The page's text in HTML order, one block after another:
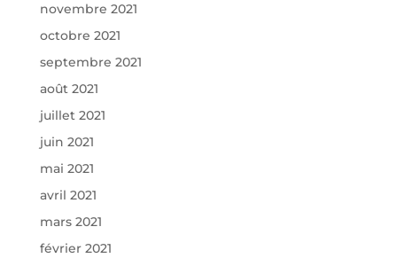
novembre 2021
octobre 2021
septembre 2021
août 2021
juillet 2021
juin 2021
mai 2021
avril 2021
mars 2021
février 2021